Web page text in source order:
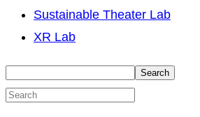
Sustainable Theater Lab
XR Lab
Search